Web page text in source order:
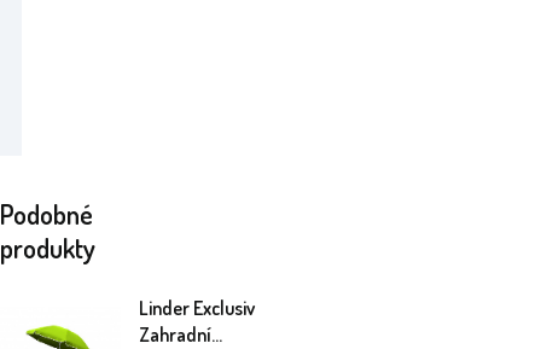
Podobné
produkty
Linder Exclusiv
Zahradní